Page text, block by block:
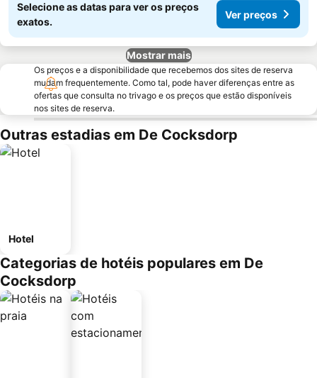
Selecione as datas para ver os preços
exatos.
Ver preços
Mostrar mais
Os preços e a disponibilidade que recebemos dos sites de reserva
mudam frequentemente. Como tal, pode haver diferenças entre as
ofertas que consulta no trivago e os preços que estão disponíveis
nos sites de reserva.
Outras estadias em De Cocksdorp
Hotel
Categorias de hotéis populares em De
Cocksdorp